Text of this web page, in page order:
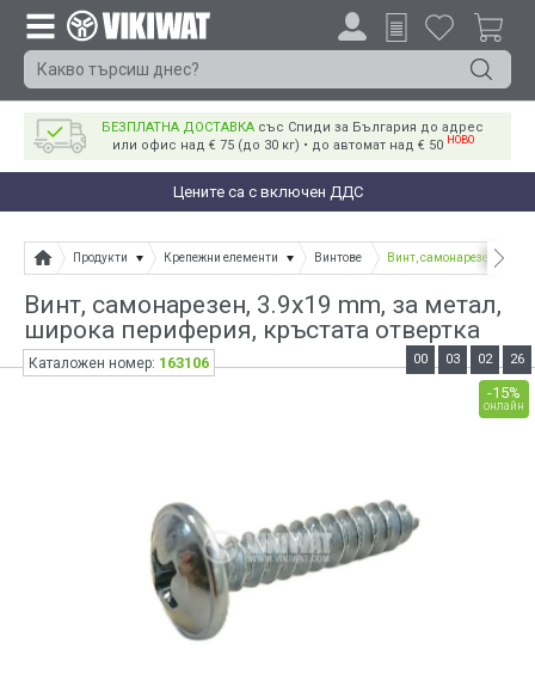
БЕЗПЛАТНА ДОСТАВКА със Спиди за България до адрес
или офис над € 75 (до 30 кг) • до автомат над € 50 НОВО
Цените са с включен ДДС
Продукти Крепежни елементи Винтове Винт, самонарезен,
Винт, самонарезен, 3.9x19 mm, за метал,
широка периферия, кръстата отвертка
-15%
онлайн
00 03 02 26
Каталожен номер: 163106